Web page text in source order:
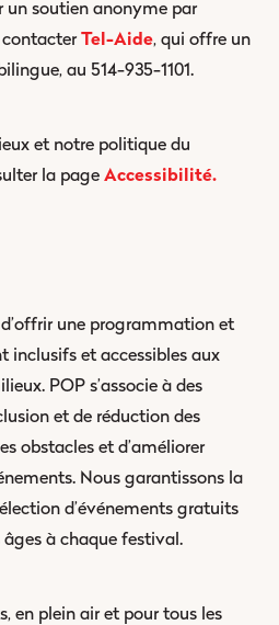
un soutien anonyme par
contacterTel-Aide, qui offre un
au 514-935-1101.
et notre politique du
la page Accessibilité.
d’offrir une programmation et
inclusifs et accessibles aux
POP s’associe à des
et de réduction des
obstacles et d’améliorer
Nous garantissons la
d’événements gratuits
âges à chaque festival.
en plein air et pour tous les